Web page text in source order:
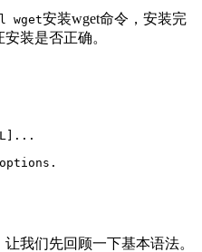
wget安装wget命令，安装完
装是否正确。
我们先回顾一下基本语法。